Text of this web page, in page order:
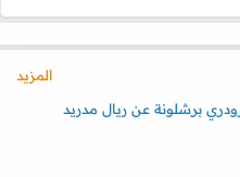
المزيد
برشلونة عن ريال مدريد